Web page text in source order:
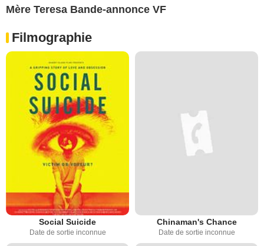
Mère Teresa Bande-annonce VF
Filmographie
Social Suicide
Date de sortie inconnue
Chinaman's Chance
Date de sortie inconnue